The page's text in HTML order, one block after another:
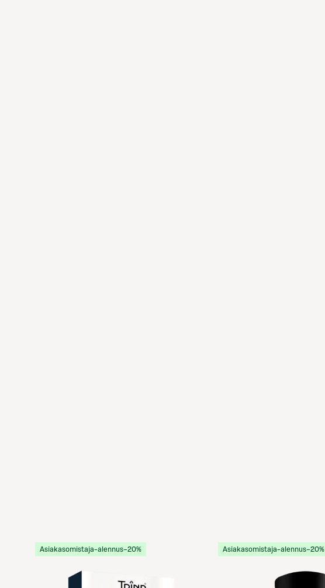
Asiakasomistaja-alennus−20% Asiakasomistaja-alennus−20%